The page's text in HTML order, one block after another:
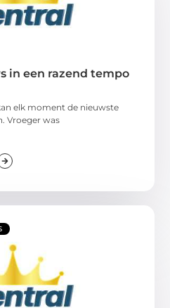
in een razend tempo
elk moment de nieuwste
Vroeger was